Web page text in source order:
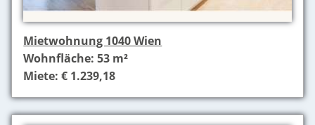
Mietwohnung 1040 Wien
Wohnfläche: 53 m²
Miete: € 1.239,18